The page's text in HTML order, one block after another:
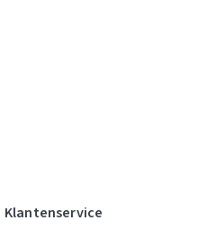
Klantenservice